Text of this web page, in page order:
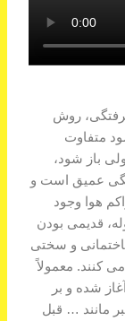
گرفتگی، روش
متفاوت
باز شود،
عمیق است و
هوا وجود
قدیمی بودن
و سختی
کنند. معمولاً
شده و بر
مانند … قبل